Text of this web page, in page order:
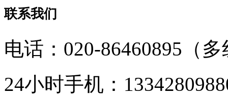
联系我们
电话：020-86460895（
24小时手机：